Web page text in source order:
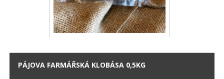
PÁJOVA FARMÁŘSKÁ KLOBÁSA 0,5KG